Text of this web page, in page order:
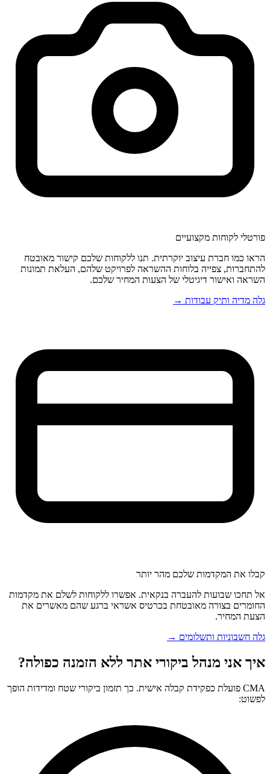
פורטלי לקוחות מקצועיים
הראו כמו חברת עיצוב יוקרתית. תנו ללקוחות שלכם קישור מאובטח
להתחברות, צפייה בלוחות ההשראה לפרויקט שלהם, העלאת תמונות
השראה ואישור דיגיטלי של הצעות המחיר שלכם.
גלה מדיה ותיק עבודות →
קבלו את המקדמות שלכם מהר יותר
אל תחכו שבועות להעברה בנקאית. אפשרו ללקוחות לשלם את מקדמות
החומרים בצורה מאובטחת בכרטיס אשראי ברגע שהם מאשרים את
הצעת המחיר.
גלה חשבוניות ותשלומים →
איך אני מנהל ביקורי אתר ללא הזמנה כפולה?
CMA פועלת כפקידת קבלה אישית. כך תזמון ביקורי שטח ומדידות הופך
לפשוט: